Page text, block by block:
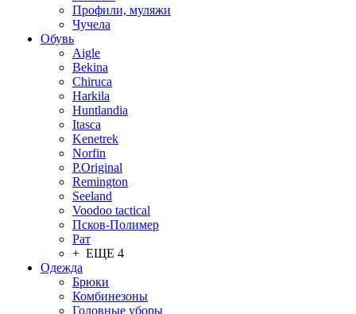
Профили, муляжи
Чучела
Обувь
Aigle
Bekina
Chiruсa
Harkila
Huntlandia
Itasca
Kenetrek
Norfin
P.Original
Remington
Seeland
Voodoo tactical
Псков-Полимер
Рат
+ ЕЩЕ 4
Одежда
Брюки
Комбинезоны
Головные уборы